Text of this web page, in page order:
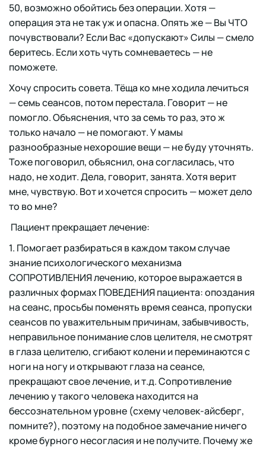
50, возможно обойтись без операции. Хотя —
операция эта не так уж и опасна. Опять же — Вы ЧТО
почувствовали? Если Вас «допускают» Силы — смело
беритесь. Если хоть чуть сомневаетесь — не
поможете.
Хочу спросить совета. Тёща ко мне ходила лечиться
— семь сеансов, потом перестала. Говорит — не
помогло. Объяснения, что за семь то раз, это ж
только начало — не помогают. У мамы
разнообразные нехорошие вещи — не буду уточнять.
Тоже поговорил, объяснил, она согласилась, что
надо, не ходит. Дела, говорит, занята. Хотя верит
мне, чувствую. Вот и хочется спросить — может дело
то во мне?
Пациент прекращает лечение:
1. Помогает разбираться в каждом таком случае
знание психологического механизма
СОПРОТИВЛЕНИЯ лечению, которое выражается в
различных формах ПОВЕДЕНИЯ пациента: опоздания
на сеанс, просьбы поменять время сеанса, пропуски
сеансов по уважительным причинам, забывчивость,
неправильное понимание слов целителя, не смотрят
в глаза целителю, сгибают колени и переминаются с
ноги на ногу и открывают глаза на сеансе,
прекращают свое лечение, и т.д. Сопротивление
лечению у такого человека находится на
бессознательном уровне (схему человек-айсберг,
помните?), поэтому на подобное замечание ничего
кроме бурного несогласия и не получите. Почему же